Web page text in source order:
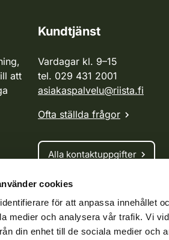
cookies
för att anpassa innehållet
medier och analysera vår trafik. Vi
din enhet till de sociala medier och
att
Kundtjänst
Vardagar kl. 9–15
tel. 029 431 2001
asiakaspalvelu@riista.fi
Ofta ställda frågor
Alla kontaktuppgifter
Jaktkort
Oma riista -tjänsten
Ansökan om licenser och